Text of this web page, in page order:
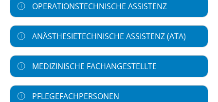
OPERATIONSTECHNISCHE ASSISTENZ
ANÄSTHESIETECHNISCHE ASSISTENZ (ATA)
MEDIZINISCHE FACHANGESTELLTE
PFLEGEFACHPERSONEN